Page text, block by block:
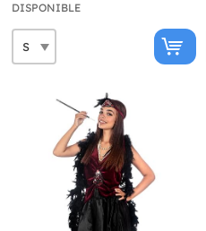
DISPONIBLE